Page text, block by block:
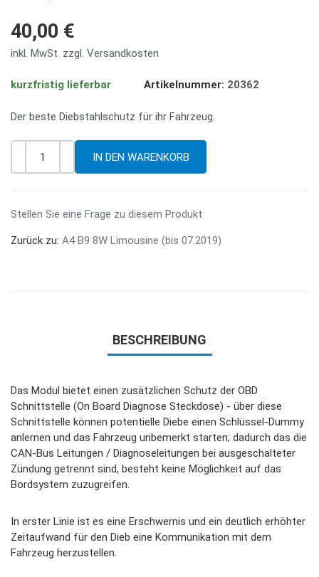
40,00 €
inkl. MwSt. zzgl. Versandkosten
kurzfristig lieferbar Artikelnummer: 20362
Der beste Diebstahlschutz für ihr Fahrzeug.
Stellen Sie eine Frage zu diesem Produkt
Zurück zu: A4 B9 8W Limousine (bis 07.2019)
BESCHREIBUNG
Das Modul bietet einen zusätzlichen Schutz der OBD
Schnittstelle (On Board Diagnose Steckdose) - über diese
Schnittstelle können potentielle Diebe einen Schlüssel-Dummy
anlernen und das Fahrzeug unbemerkt starten; dadurch das die
CAN-Bus Leitungen / Diagnoseleitungen bei ausgeschalteter
Zündung getrennt sind, besteht keine Möglichkeit auf das
Bordsystem zuzugreifen.
In erster Linie ist es eine Erschwernis und ein deutlich erhöhter
Zeitaufwand für den Dieb eine Kommunikation mit dem
Fahrzeug herzustellen.